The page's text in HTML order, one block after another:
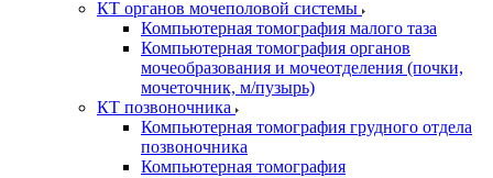
КТ органов мочеполовой системы
Компьютерная томография малого таза
Компьютерная томография органов
мочеобразования и мочеотделения (почки,
мочеточник, м/пузырь)
КТ позвоночника
Компьютерная томография грудного отдела
позвоночника
Компьютерная томография